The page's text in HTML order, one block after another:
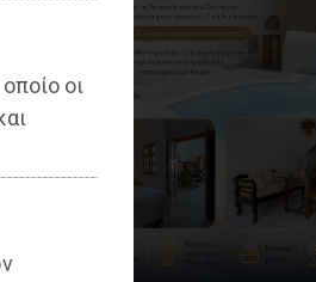
οι